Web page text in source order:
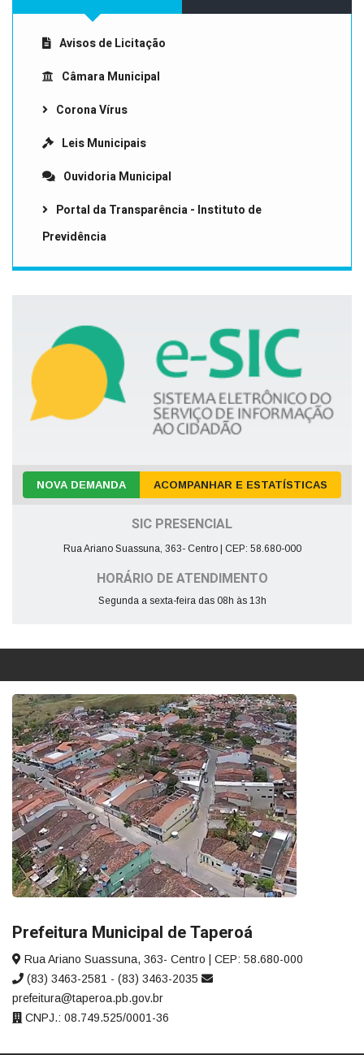
Avisos de Licitação
Câmara Municipal
Corona Vírus
Leis Municipais
Ouvidoria Municipal
Portal da Transparência - Instituto de
Previdência
NOVA DEMANDA ACOMPANHAR E ESTATÍSTICAS
SIC PRESENCIAL
Rua Ariano Suassuna, 363- Centro | CEP: 58.680-000
HORÁRIO DE ATENDIMENTO
Segunda a sexta-feira das 08h às 13h
Prefeitura Municipal de Taperoá
Rua Ariano Suassuna, 363- Centro | CEP: 58.680-000
(83) 3463-2581 - (83) 3463-2035
prefeitura@taperoa.pb.gov.br
CNPJ.: 08.749.525/0001-36